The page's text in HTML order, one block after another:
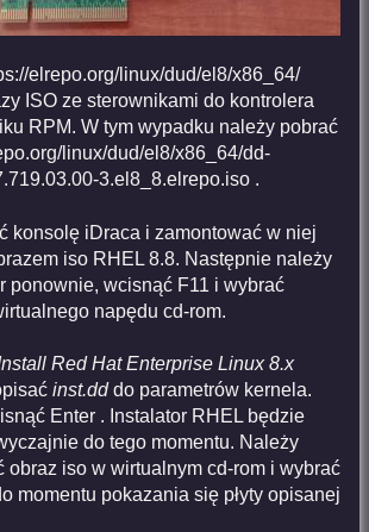
elrepo.org/linux/dud/el8/x86_64/
ISO ze sterownikami do kontrolera
RPM. W tym wypadku należy pobrać
linux/dud/el8/x86_64/dd-
3.el8_8.elrepo.iso .
konsolę iDraca i zamontować w niej
iso RHEL 8.8. Następnie należy
ponownie, wcisnąć F11 i wybrać
napędu cd-rom.
Red Hat Enterprise Linux 8.x
inst.dddo parametrów kernela.
Enter . Instalator RHEL będzie
do tego momentu. Należy
obraz iso w wirtualnym cd-rom i wybrać
momentu pokazania się płyty opisanej